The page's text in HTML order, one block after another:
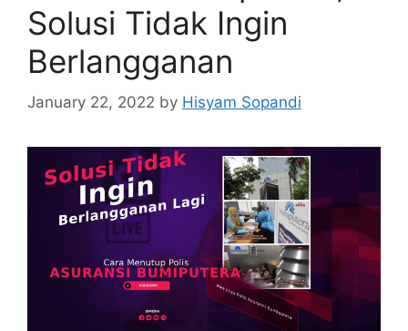
Solusi Tidak Ingin
Berlangganan
January 22, 2022 by Hisyam Sopandi